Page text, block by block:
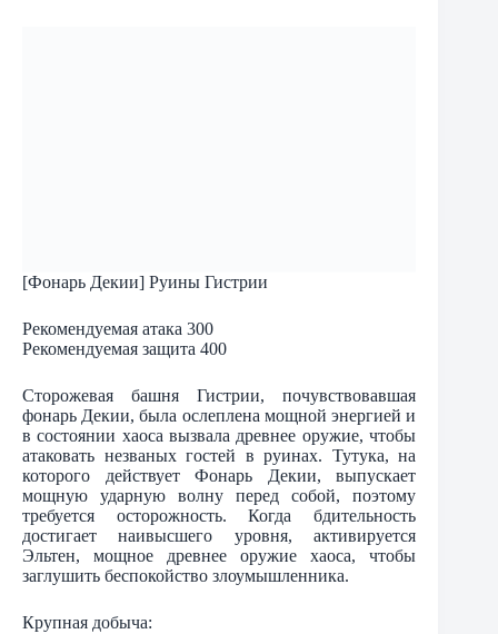
[Фонарь Декии] Руины Гистрии
Рекомендуемая атака 300
Рекомендуемая защита 400
Сторожевая башня Гистрии, почувствовавшая
фонарь Декии, была ослеплена мощной энергией и
в состоянии хаоса вызвала древнее оружие, чтобы
атаковать незваных гостей в руинах. Тутука, на
которого действует Фонарь Декии, выпускает
мощную ударную волну перед собой, поэтому
требуется осторожность. Когда бдительность
достигает наивысшего уровня, активируется
Эльтен, мощное древнее оружие хаоса, чтобы
заглушить беспокойство злоумышленника.
Крупная добыча: